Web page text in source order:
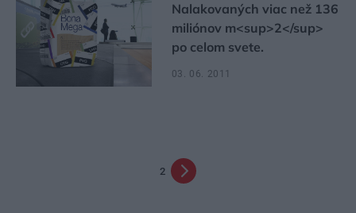
Nalakovaných viac než 136
miliónov m<sup>2</sup>
po celom svete.
03. 06. 2011
2